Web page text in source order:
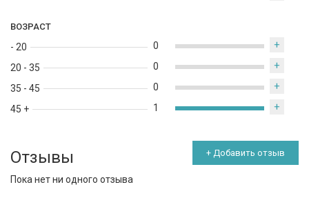
ВОЗРАСТ
- 20
20 - 35
35 - 45
45 +
0 +
0 +
0 +
1 +
Отзывы + Добавить отзыв
Пока нет ни одного отзыва